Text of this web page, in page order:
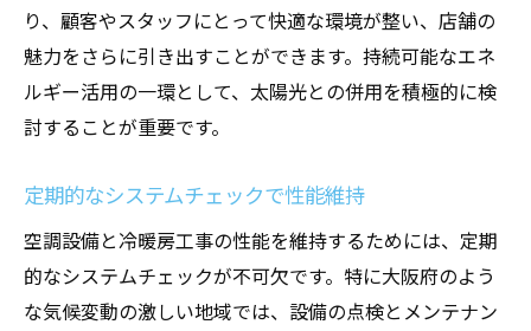
り、顧客やスタッフにとって快適な環境が整い、店舗の
魅力をさらに引き出すことができます。持続可能なエネ
ルギー活用の一環として、太陽光との併用を積極的に検
討することが重要です。
定期的なシステムチェックで性能維持
空調設備と冷暖房工事の性能を維持するためには、定期
的なシステムチェックが不可欠です。特に大阪府のよう
な気候変動の激しい地域では、設備の点検とメンテナン